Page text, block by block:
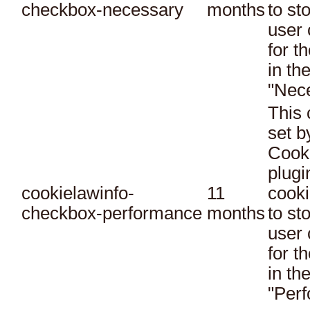
checkbox-necessary monthsto
user
for
in
cookielawinfo-
checkbox-performance
11
months
This
set
to
user
for
in